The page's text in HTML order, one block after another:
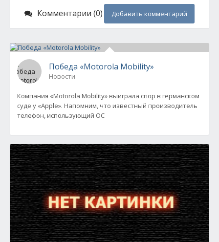
Комментарии (0) Добавить комментарий
Победа «Motorola Mobility»
Новости
Компания «Motorola Mobility» выиграла спор в германском
суде у «Apple». Напомним, что известный производитель
телефон, использующий ОС